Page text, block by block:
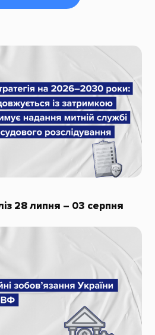
28 липня – 03 серпня